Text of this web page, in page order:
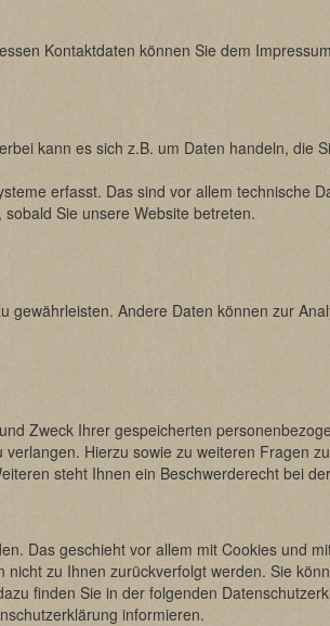
Kontaktdaten können Sie dem
kann es sich z.B. um Daten handeln, die
erfasst. Das sind vor allem technische
Sie unsere Website betreten.
Andere Daten können zur
Zweck Ihrer gespeicherten
Hierzu sowie zu weiteren Fragen
steht Ihnen ein Beschwerderecht bei
Das geschieht vor allem mit Cookies und
zu Ihnen zurückverfolgt werden. Sie
finden Sie in der folgenden
informieren.